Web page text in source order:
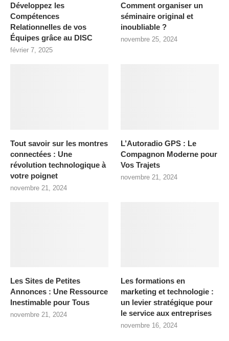
Développez les
Compétences
Relationnelles de vos
Équipes grâce au DISC
février 7, 2025
Comment organiser un
séminaire original et
inoubliable ?
novembre 25, 2024
Tout savoir sur les montres
connectées : Une
révolution technologique à
votre poignet
novembre 21, 2024
L’Autoradio GPS : Le
Compagnon Moderne pour
Vos Trajets
novembre 21, 2024
Les Sites de Petites
Annonces : Une Ressource
Inestimable pour Tous
novembre 21, 2024
Les formations en
marketing et technologie :
un levier stratégique pour
le service aux entreprises
novembre 16, 2024